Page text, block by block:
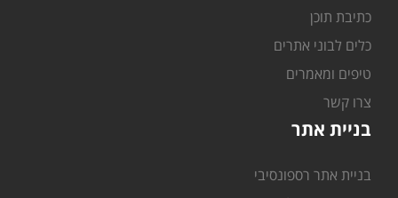
כתיבת תוכן
כלים לבוני אתרים
טיפים ומאמרים
צרו קשר
בניית אתר
בניית אתר רספונסיבי